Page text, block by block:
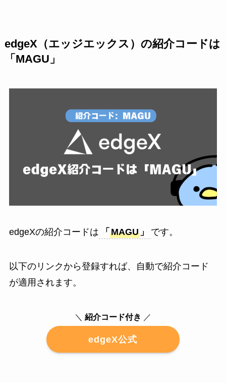
edgeX（エッジエックス）の紹介コードは
「MAGU」
edgeXの紹介コードは 「 MAGU」 です。
以下のリンクから登録すれば、自動で紹介コード
が適用されます。
＼ 紹介コード付き ／
edgeX公式